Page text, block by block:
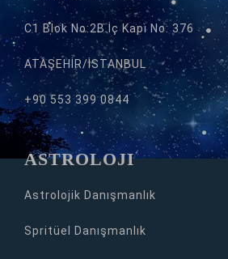
C1 Blok No:2B İç Kapı No: 376
ATAŞEHİR/İSTANBUL
+90 553 399 0844
ASTROLOJİ
Astrolojik Danışmanlık
Spritüel Danışmanlık